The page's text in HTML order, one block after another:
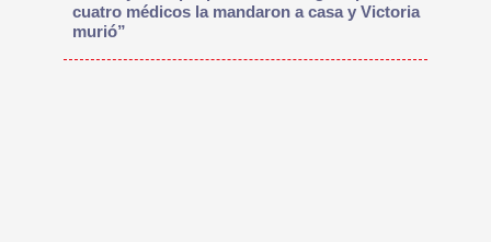
cuatro médicos la mandaron a casa y Victoria
murió”